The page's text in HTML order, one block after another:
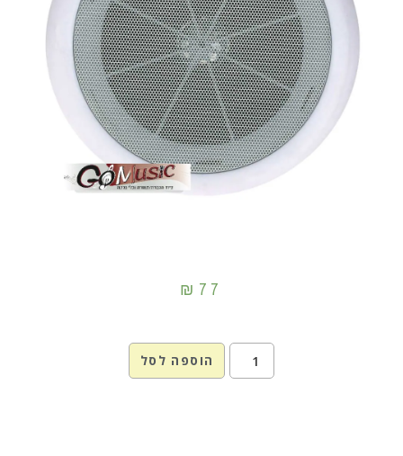
₪ 77
הוספה לסל